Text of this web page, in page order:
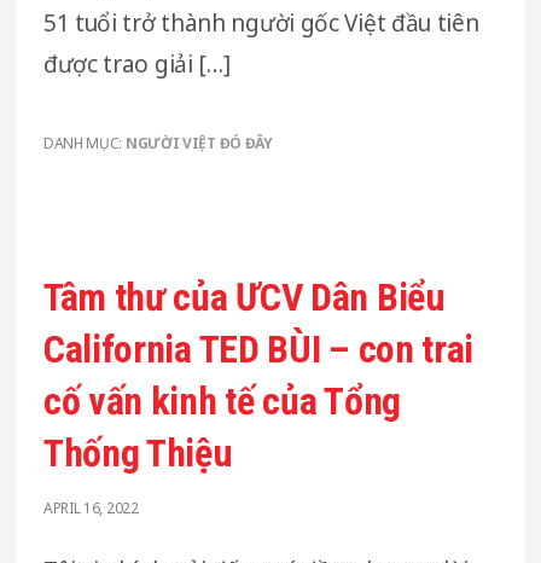
51 tuổi trở thành người gốc Việt đầu tiên
được trao giải […]
DANH MỤC: NGƯỜI VIỆT ĐÓ ĐÂY
Tâm thư của ƯCV Dân Biểu
California TED BÙI – con trai
cố vấn kinh tế của Tổng
Thống Thiệu
APRIL 16, 2022